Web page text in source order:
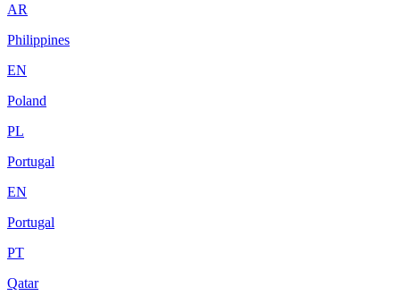
AR
Philippines
EN
Poland
PL
Portugal
EN
Portugal
PT
Qatar